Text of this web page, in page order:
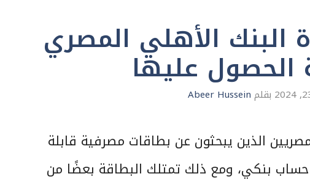
البنك الأهلي المصري
الحصول عليها
بقلم Abeer Hussein
الذين يبحثون عن بطاقات مصرفية قابلة
حساب بنكي، ومع ذلك تمتلك البطاقة بعضًا من